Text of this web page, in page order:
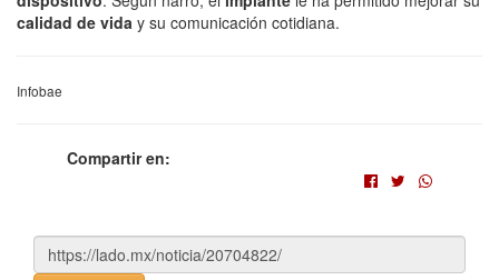
calidad de vida y su comunicación cotidiana.
Infobae
Compartir en: